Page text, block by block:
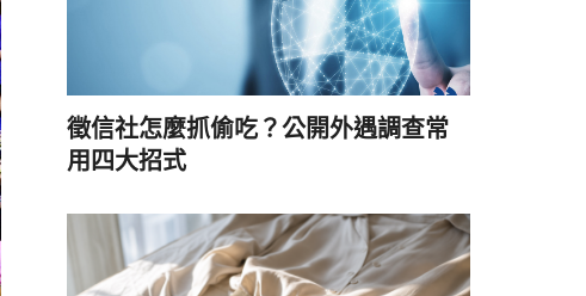
徵信社怎麼抓偷吃？公開外遇調查常
用四大招式